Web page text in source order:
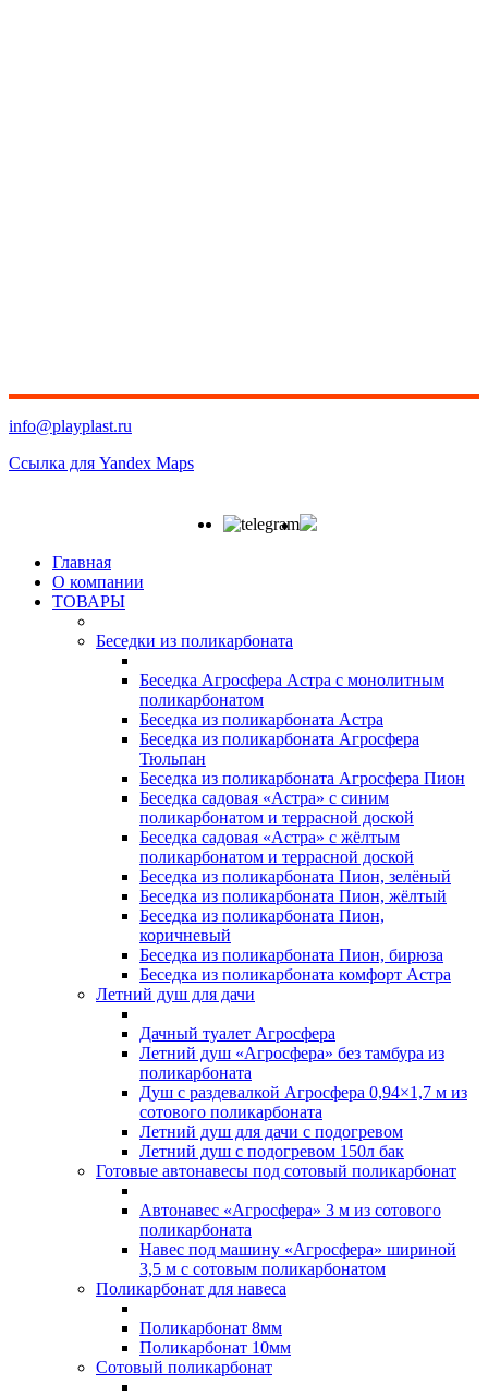
info@playplast.ru
Ссылка для Yandex Maps
Главная
О компании
ТОВАРЫ
Беседки из поликарбоната
Беседка Агросфера Астра с монолитным
поликарбонатом
Беседка из поликарбоната Астра
Беседка из поликарбоната Агросфера
Тюльпан
Беседка из поликарбоната Агросфера Пион
Беседка садовая «Астра» с синим
поликарбонатом и террасной доской
Беседка садовая «Астра» с жёлтым
поликарбонатом и террасной доской
Беседка из поликарбоната Пион, зелёный
Беседка из поликарбоната Пион, жёлтый
Беседка из поликарбоната Пион,
коричневый
Беседка из поликарбоната Пион, бирюза
Беседка из поликарбоната комфорт Астра
Летний душ для дачи
Дачный туалет Агросфера
Летний душ «Агросфера» без тамбура из
поликарбоната
Душ с раздевалкой Агросфера 0,94×1,7 м из
сотового поликарбоната
Летний душ для дачи с подогревом
Летний душ с подогревом 150л бак
Готовые автонавесы под сотовый поликарбонат
Автонавес «Агросфера» 3 м из сотового
поликарбоната
Навес под машину «Агросфера» шириной
3,5 м с сотовым поликарбонатом
Поликарбонат для навеса
Поликарбонат 8мм
Поликарбонат 10мм
Сотовый поликарбонат